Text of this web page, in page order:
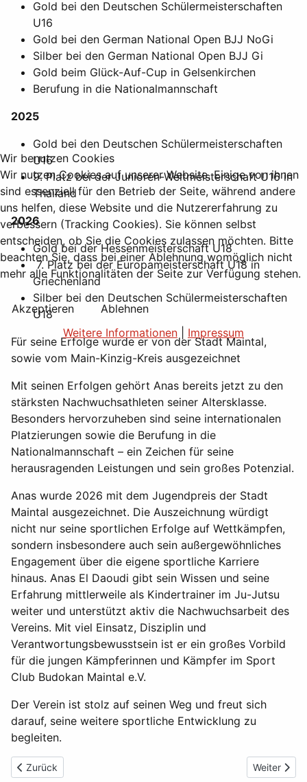
Gold bei den Deutschen Schülermeisterschaften
U16
Gold bei den German National Open BJJ NoGi
Silber bei den German National Open BJJ Gi
Gold beim Glück-Auf-Cup in Gelsenkirchen
Berufung in die Nationalmannschaft
2025
Gold bei den Deutschen Schülermeisterschaften
U16
9. Platz bei der Junioren-Weltmeisterschaft U16 in
Thailand
2026
Gold bei der Hessenmeisterschaft U18
7. Platz bei der Europameisterschaft U18 in
Griechenland
Silber bei den Deutschen Schülermeisterschaften
U18
Für seine Erfolge wurde er von der Stadt Maintal,
sowie vom Main-Kinzig-Kreis ausgezeichnet
Mit seinen Erfolgen gehört Anas bereits jetzt zu den
stärksten Nachwuchsathleten seiner Altersklasse.
Besonders hervorzuheben sind seine internationalen
Platzierungen sowie die Berufung in die
Nationalmannschaft – ein Zeichen für seine
herausragenden Leistungen und sein großes Potenzial.
Anas wurde 2026 mit dem Jugendpreis der Stadt
Maintal ausgezeichnet. Die Auszeichnung würdigt
nicht nur seine sportlichen Erfolge auf Wettkämpfen,
sondern insbesondere auch sein außergewöhnliches
Engagement über die eigene sportliche Karriere
hinaus. Anas El Daoudi gibt sein Wissen und seine
Erfahrung mittlerweile als Kindertrainer im Ju-Jutsu
weiter und unterstützt aktiv die Nachwuchsarbeit des
Vereins. Mit viel Einsatz, Disziplin und
Verantwortungsbewusstsein ist er ein großes Vorbild
für die jungen Kämpferinnen und Kämpfer im Sport
Club Budokan Maintal e.V.
Der Verein ist stolz auf seinen Weg und freut sich
darauf, seine weitere sportliche Entwicklung zu
begleiten.
Vorheriger Beitrag: Sport Club Budokan Maintal überzeugt bei
Zurück Nächster
Weiter
Wir benutzen Cookies
Wir nutzen Cookies auf unserer Website. Einige von ihnen
sind essenziell für den Betrieb der Seite, während andere
uns helfen, diese Website und die Nutzererfahrung zu
verbessern (Tracking Cookies). Sie können selbst
entscheiden, ob Sie die Cookies zulassen möchten. Bitte
beachten Sie, dass bei einer Ablehnung womöglich nicht
mehr alle Funktionalitäten der Seite zur Verfügung stehen.
Akzeptieren
Ablehnen
Weitere Informationen
Impressum